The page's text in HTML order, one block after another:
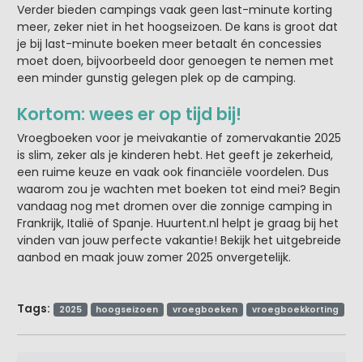
Verder bieden campings vaak geen last-minute korting
meer, zeker niet in het hoogseizoen. De kans is groot dat
je bij last-minute boeken meer betaalt én concessies
moet doen, bijvoorbeeld door genoegen te nemen met
een minder gunstig gelegen plek op de camping.
Kortom: wees er op tijd bij!
Vroegboeken voor je meivakantie of zomervakantie 2025
is slim, zeker als je kinderen hebt. Het geeft je zekerheid,
een ruime keuze en vaak ook financiële voordelen. Dus
waarom zou je wachten met boeken tot eind mei? Begin
vandaag nog met dromen over die zonnige camping in
Frankrijk, Italië of Spanje. Huurtent.nl helpt je graag bij het
vinden van jouw perfecte vakantie! Bekijk het uitgebreide
aanbod en maak jouw zomer 2025 onvergetelijk.
Tags: 2025 hoogseizoen vroegboeken vroegboekkorting